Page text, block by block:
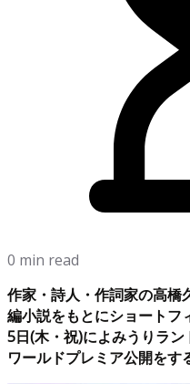
0 min read
作家・詩人・作詞家の高橋
編小説をもとにショートフ
5日(木・祝)によみうりラ
ワールドプレミア公開をす